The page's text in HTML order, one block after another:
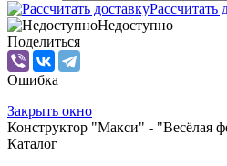
Рассчитать
Недоступно
Поделиться
Ошибка
Закрыть окно
Конструктор "Макси" - "Весёлая
Каталог